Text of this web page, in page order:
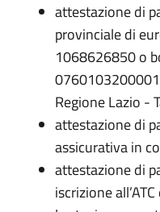
attestazione di
provinciale di
1068626850 o
Regione Lazio -
attestazione di
assicurativa in
attestazione di
iscrizione